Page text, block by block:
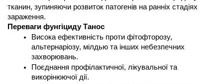
тканин, зупиняючи розвиток патогенів на ранніх стадіях
зараження.
Переваги фунгіциду Танос
Висока ефективність проти фітофторозу,
альтернаріозу, мілдью та інших небезпечних
захворювань.
Поєднання профілактичної, лікувальної та
викорінюючої дії.